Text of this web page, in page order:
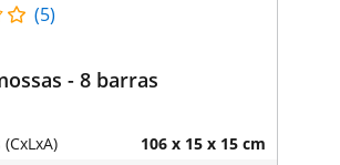
(5)
- 8 barras
106 x 15 x 15 cm